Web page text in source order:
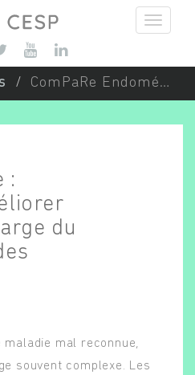
Saisissez vos mots-clés
ComPaRe Endométriose : comment améliorer la prise en charge du point de vue des patientes
:
du
mal reconnue,
souvent complexe. Les